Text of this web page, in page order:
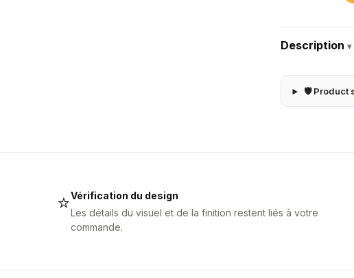
Description▾
🛡 Product
⭐Vérification du design
Les détails du visuel et de la finition restent liés à votre
commande.